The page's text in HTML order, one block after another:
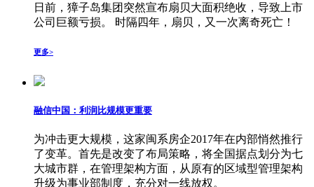
日前，獐子岛集团突然宣布扇贝大面积绝收，导致上市
公司巨额亏损。 时隔四年，扇贝，又一次离奇死亡！
更多>
融信中国：利润比规模更重要
为冲击更大规模，这家闽系房企2017年在内部悄然推行
了变革。首先是改变了布局策略，将全国据点划分为七
大城市群，在管理架构方面，从原有的区域型管理架构
升级为事业部制度，充分对一线放权。